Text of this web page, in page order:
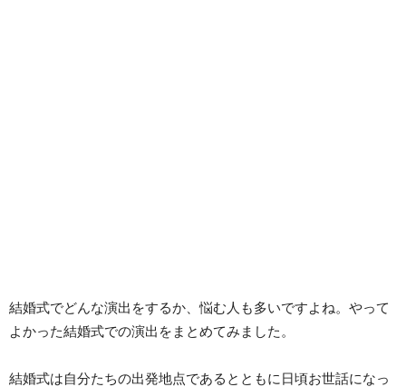
結婚式でどんな演出をするか、悩む人も多いですよね。やって
よかった結婚式での演出をまとめてみました。
結婚式は自分たちの出発地点であるとともに日頃お世話になっ